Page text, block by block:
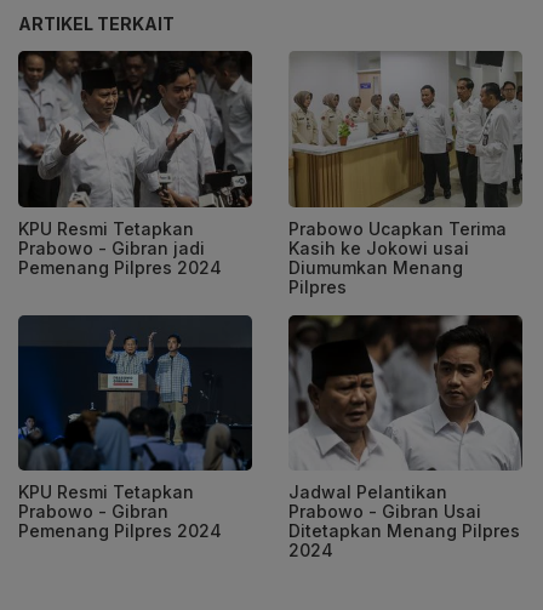
ARTIKEL TERKAIT
KPU Resmi Tetapkan
Prabowo - Gibran jadi
Pemenang Pilpres 2024
Prabowo Ucapkan Terima
Kasih ke Jokowi usai
Diumumkan Menang
Pilpres
KPU Resmi Tetapkan
Prabowo - Gibran
Pemenang Pilpres 2024
Jadwal Pelantikan
Prabowo - Gibran Usai
Ditetapkan Menang Pilpres
2024